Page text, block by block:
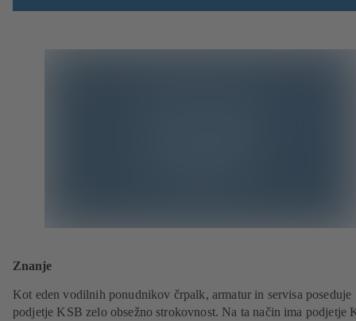
Znanje
Kot eden vodilnih ponudnikov črpalk, armatur in servisa poseduje
podjetje KSB zelo obsežno strokovnost. Na ta način ima podjetje